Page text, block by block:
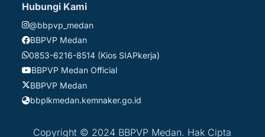
Hubungi Kami
@bbpvp_medan
BBPVP Medan
0853-6216-8514 (Kios SIAPkerja)
BBPVP Medan Official
BBPVP Medan
bbplkmedan.kemnaker.go.id
Copyright © 2024 BBPVP Medan. Hak Cipta